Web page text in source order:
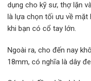
dụng cho kỹ sư, thợ lặn
là lựa chọn tối ưu về
khi bạn có cổ tay lớn.
Ngoài ra, cho đến nay
18mm, có nghĩa là dây